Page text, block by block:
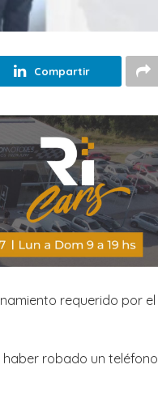
Compartir
requerido por el
haber robado un teléfono